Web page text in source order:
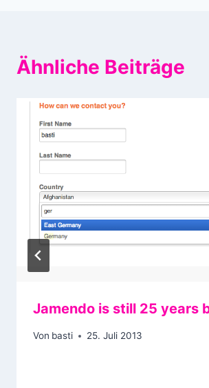
Ähnliche Beiträge
Jamendo is still 25 years
Von basti 25. Juli 2013